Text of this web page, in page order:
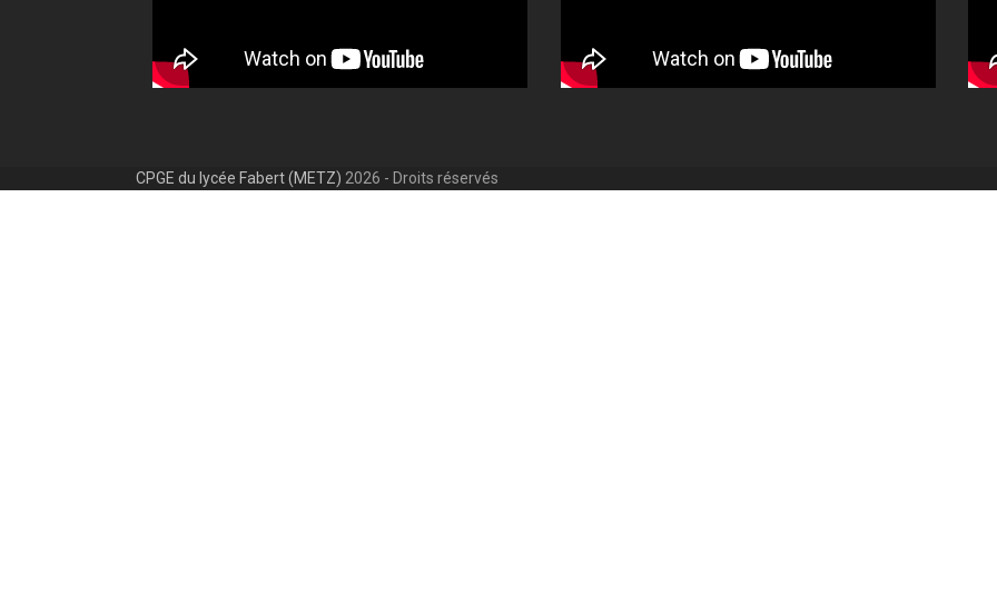
CPGE du lycée Fabert (METZ) 2026 - Droits réservés